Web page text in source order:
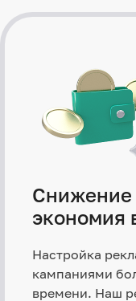
Снижение
экономия
Настройка
кампаниями
времени. Наш